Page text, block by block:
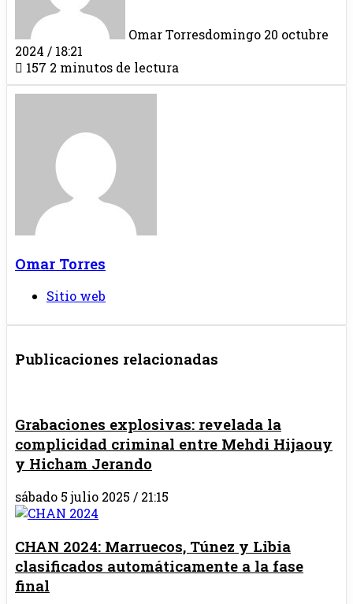
Omar Torresdomingo 20 octubre
2024 / 18:21
157 2 minutos de lectura
Omar Torres
Sitio web
Publicaciones relacionadas
Grabaciones explosivas: revelada la
complicidad criminal entre Mehdi Hijaouy
y Hicham Jerando
sábado 5 julio 2025 / 21:15
CHAN 2024: Marruecos, Túnez y Libia
clasificados automáticamente a la fase
final